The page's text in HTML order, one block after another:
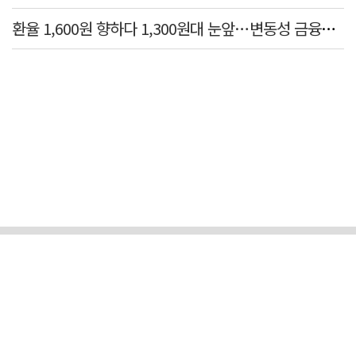
환율 1,600원 향하다 1,300원대 눈앞…변동성 금융위기 후 최고